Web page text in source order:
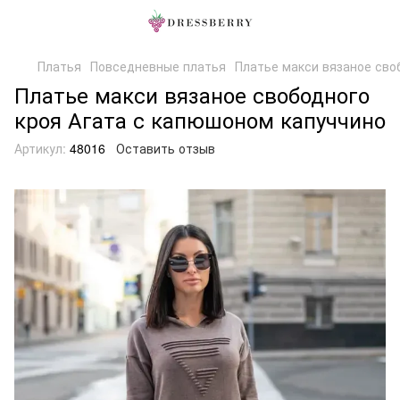
Платья Повседневные платья Платье макси вязаное
Платье макси вязаное свободного
кроя Агата с капюшоном капуччино
Артикул: 48016 Оставить отзыв